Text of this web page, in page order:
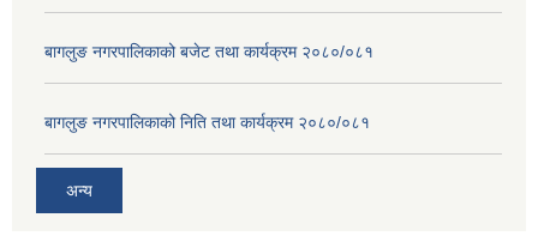
बागलुङ नगरपालिकाको बजेट तथा कार्यक्रम २०८०/०८१
बागलुङ नगरपालिकाको निति तथा कार्यक्रम २०८०/०८१
अन्य